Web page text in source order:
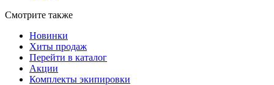
Смотрите также
Новинки
Хиты продаж
Перейти в каталог
Акции
Комплекты экипировки